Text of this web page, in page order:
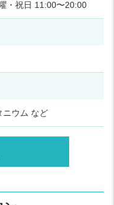
・祝日 11:00〜20:00
ニウム など